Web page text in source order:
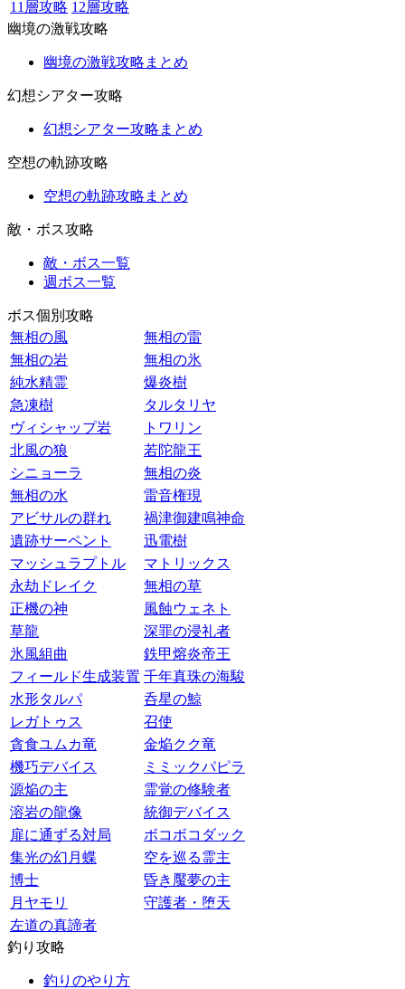
11層攻略 12層攻略
幽境の激戦攻略
幽境の激戦攻略まとめ
幻想シアター攻略
幻想シアター攻略まとめ
空想の軌跡攻略
空想の軌跡攻略まとめ
敵・ボス攻略
敵・ボス一覧
週ボス一覧
ボス個別攻略
無相の風
無相の雷
無相の岩
無相の氷
純水精霊
爆炎樹
急凍樹
タルタリヤ
ヴィシャップ岩
トワリン
北風の狼
若陀龍王
シニョーラ
無相の炎
無相の水
雷音権現
アビサルの群れ
禍津御建鳴神命
遺跡サーペント
迅電樹
マッシュラプトル
マトリックス
永劫ドレイク
無相の草
正機の神
風蝕ウェネト
草龍
深罪の浸礼者
氷風組曲
鉄甲熔炎帝王
フィールド生成装置 千年真珠の海駿
水形タルパ
呑星の鯨
レガトゥス
召使
貪食ユムカ竜
金焔クク竜
機巧デバイス
ミミックパピラ
源焔の主
霊覚の修験者
溶岩の龍像
統御デバイス
扉に通ずる対局
ボコボコダック
集光の幻月蝶
空を巡る霊主
博士
昏き魘夢の主
月ヤモリ
守護者・堕天
左道の真諦者
釣り攻略
釣りのやり方